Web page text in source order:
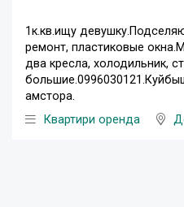
1к.кв.ищу
ремонт, пластиковые
два кресла, холодильник,
амстора.
Квартири оренда